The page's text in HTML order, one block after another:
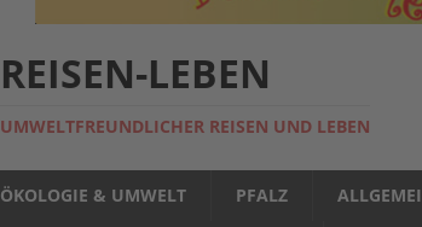
REISEN-LEBEN
UMWELTFREUNDLICHER REISEN UND LEBEN
ÖKOLOGIE & UMWELT PFALZ